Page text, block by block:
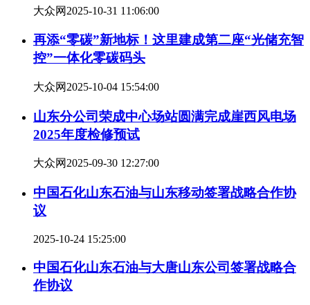
大众网 2025-10-31 11:06:00
再添“零碳”新地标！这里建成第二座“光储充智
控”一体化零碳码头
大众网 2025-10-04 15:54:00
山东分公司荣成中心场站圆满完成崖西风电场
2025年度检修预试
大众网 2025-09-30 12:27:00
中国石化山东石油与山东移动签署战略合作协
议
2025-10-24 15:25:00
中国石化山东石油与大唐山东公司签署战略合
作协议